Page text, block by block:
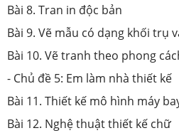
Bài 8. Tran in độc bản
Bài 9. Vẽ mẫu có dạng khối trụ
Bài 10. Vẽ tranh theo phong
- Chủ đề 5: Em làm nhà thiết kế
Bài 11. Thiết kế mô hình máy
Bài 12. Nghệ thuật thiết kế chữ